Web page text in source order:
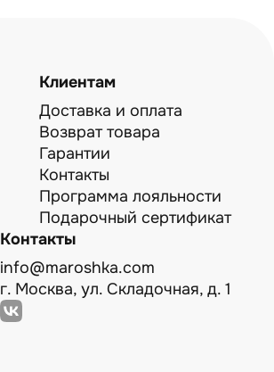
Клиентам
Доставка и оплата
Возврат товара
Гарантии
Контакты
Программа лояльности
Подарочный сертификат
Контакты
info@maroshka.com
г. Москва, ул. Складочная, д. 1